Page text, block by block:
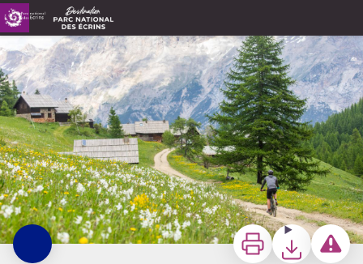
VTTAE N°13 - Circuit de Narreyroux
ImprimerTéléchargerSignaler